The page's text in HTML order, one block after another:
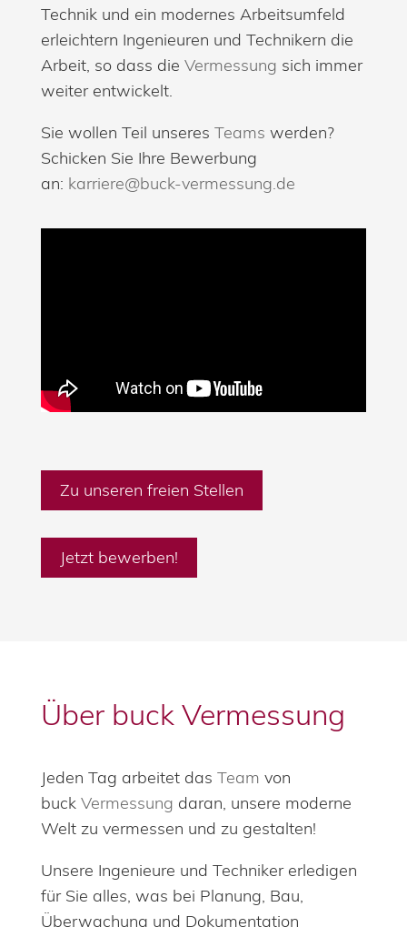
Technik und ein modernes Arbeitsumfeld
erleichtern Ingenieuren und Technikern die
Arbeit, so dass die Vermessung sich immer
weiter entwickelt.
Sie wollen Teil unseres Teams werden?
Schicken Sie Ihre Bewerbung
an: karriere@buck-vermessung.de
Zu unseren freien Stellen
Jetzt bewerben!
Über buck Vermessung
Jeden Tag arbeitet das Team von
buck Vermessung daran, unsere moderne
Welt zu vermessen und zu gestalten!
Unsere Ingenieure und Techniker erledigen
für Sie alles, was bei Planung, Bau,
Überwachung und Dokumentation